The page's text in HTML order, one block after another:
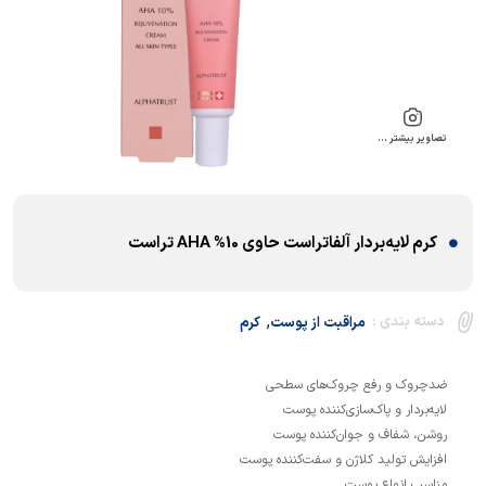
تصاویر بیشتر …
کرم لایه‌بردار آلفاتراست حاوی 10% AHA تراست
دسته بندی : مراقبت از پوست, کرم